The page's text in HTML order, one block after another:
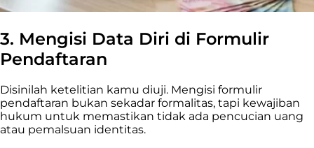
3. Mengisi Data Diri di Formulir
Pendaftaran
Disinilah ketelitian kamu diuji. Mengisi formulir
pendaftaran bukan sekadar formalitas, tapi kewajiban
hukum untuk memastikan tidak ada pencucian uang
atau pemalsuan identitas.